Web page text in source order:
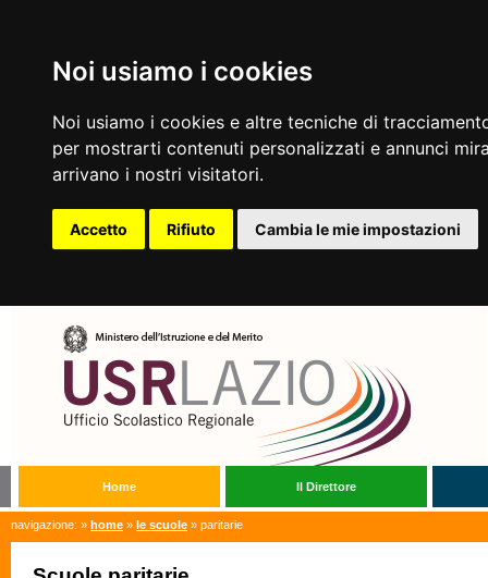
Noi usiamo i cookies
Noi usiamo i cookies e altre tecniche di
per mostrarti contenuti personalizzati e annunci
arrivano i nostri visitatori.
Accetto Rifiuto Cambia le mie impostazioni
Home Il Direttore
navigazione: » home » le scuole » paritarie